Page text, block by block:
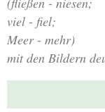
viel - fiel;
Meer - mehr)
mit den Bildern